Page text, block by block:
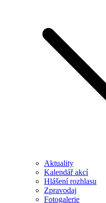
Aktuality
Kalendář akcí
Hlášení rozhlasu
Zpravodaj
Fotogalerie